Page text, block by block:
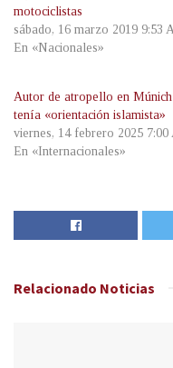
motociclistas
sábado, 16 marzo 2019 9:53
En «Nacionales»
Autor de atropello en Múnich
tenía «orientación islamista»
viernes, 14 febrero 2025 7:00
En «Internacionales»
Relacionado Noticias